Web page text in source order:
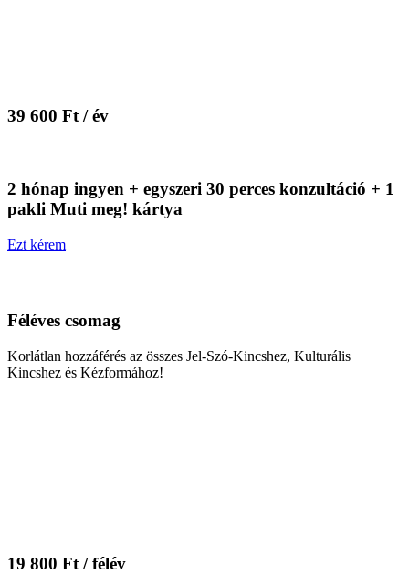
39 600 Ft / év
2 hónap ingyen + egyszeri 30 perces konzultáció + 1
pakli Muti meg! kártya
Ezt kérem
Féléves csomag
Korlátlan hozzáférés az összes Jel-Szó-Kincshez, Kulturális
Kincshez és Kézformához!
19 800 Ft / félév